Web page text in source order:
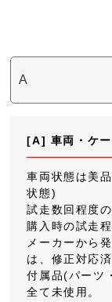
[A] 車両・ケ
車両状態は美
状態)
試走数回程度
購入時の試走
メーカーから
は、修正対応
付属品(パーツ
全て未使用。